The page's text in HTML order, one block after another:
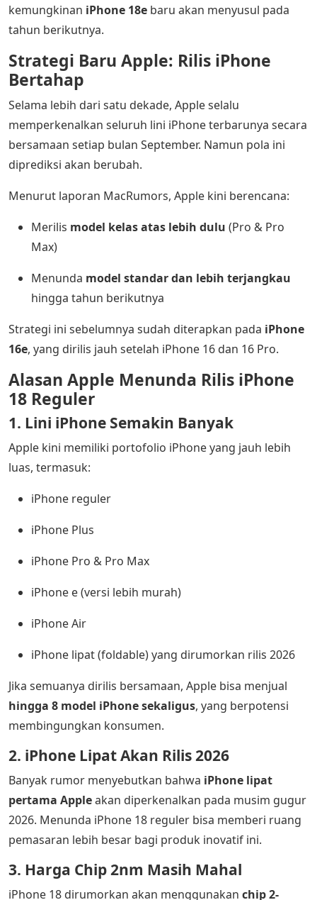
kemungkinan iPhone 18e baru akan menyusul pada
tahun berikutnya.
Strategi Baru Apple: Rilis iPhone
Bertahap
Selama lebih dari satu dekade, Apple selalu
memperkenalkan seluruh lini iPhone terbarunya secara
bersamaan setiap bulan September. Namun pola ini
diprediksi akan berubah.
Menurut laporan MacRumors, Apple kini berencana:
Merilis model kelas atas lebih dulu (Pro & Pro
Max)
Menunda model standar dan lebih terjangkau
hingga tahun berikutnya
Strategi ini sebelumnya sudah diterapkan pada iPhone
16e, yang dirilis jauh setelah iPhone 16 dan 16 Pro.
Alasan Apple Menunda Rilis iPhone
18 Reguler
1. Lini iPhone Semakin Banyak
Apple kini memiliki portofolio iPhone yang jauh lebih
luas, termasuk:
iPhone reguler
iPhone Plus
iPhone Pro & Pro Max
iPhone e (versi lebih murah)
iPhone Air
iPhone lipat (foldable) yang dirumorkan rilis 2026
Jika semuanya dirilis bersamaan, Apple bisa menjual
hingga 8 model iPhone sekaligus, yang berpotensi
membingungkan konsumen.
2. iPhone Lipat Akan Rilis 2026
Banyak rumor menyebutkan bahwa iPhone lipat
pertama Appleakan diperkenalkan pada musim gugur
2026. Menunda iPhone 18 reguler bisa memberi ruang
pemasaran lebih besar bagi produk inovatif ini.
3. Harga Chip 2nm Masih Mahal
iPhone 18 dirumorkan akan menggunakan chip 2-